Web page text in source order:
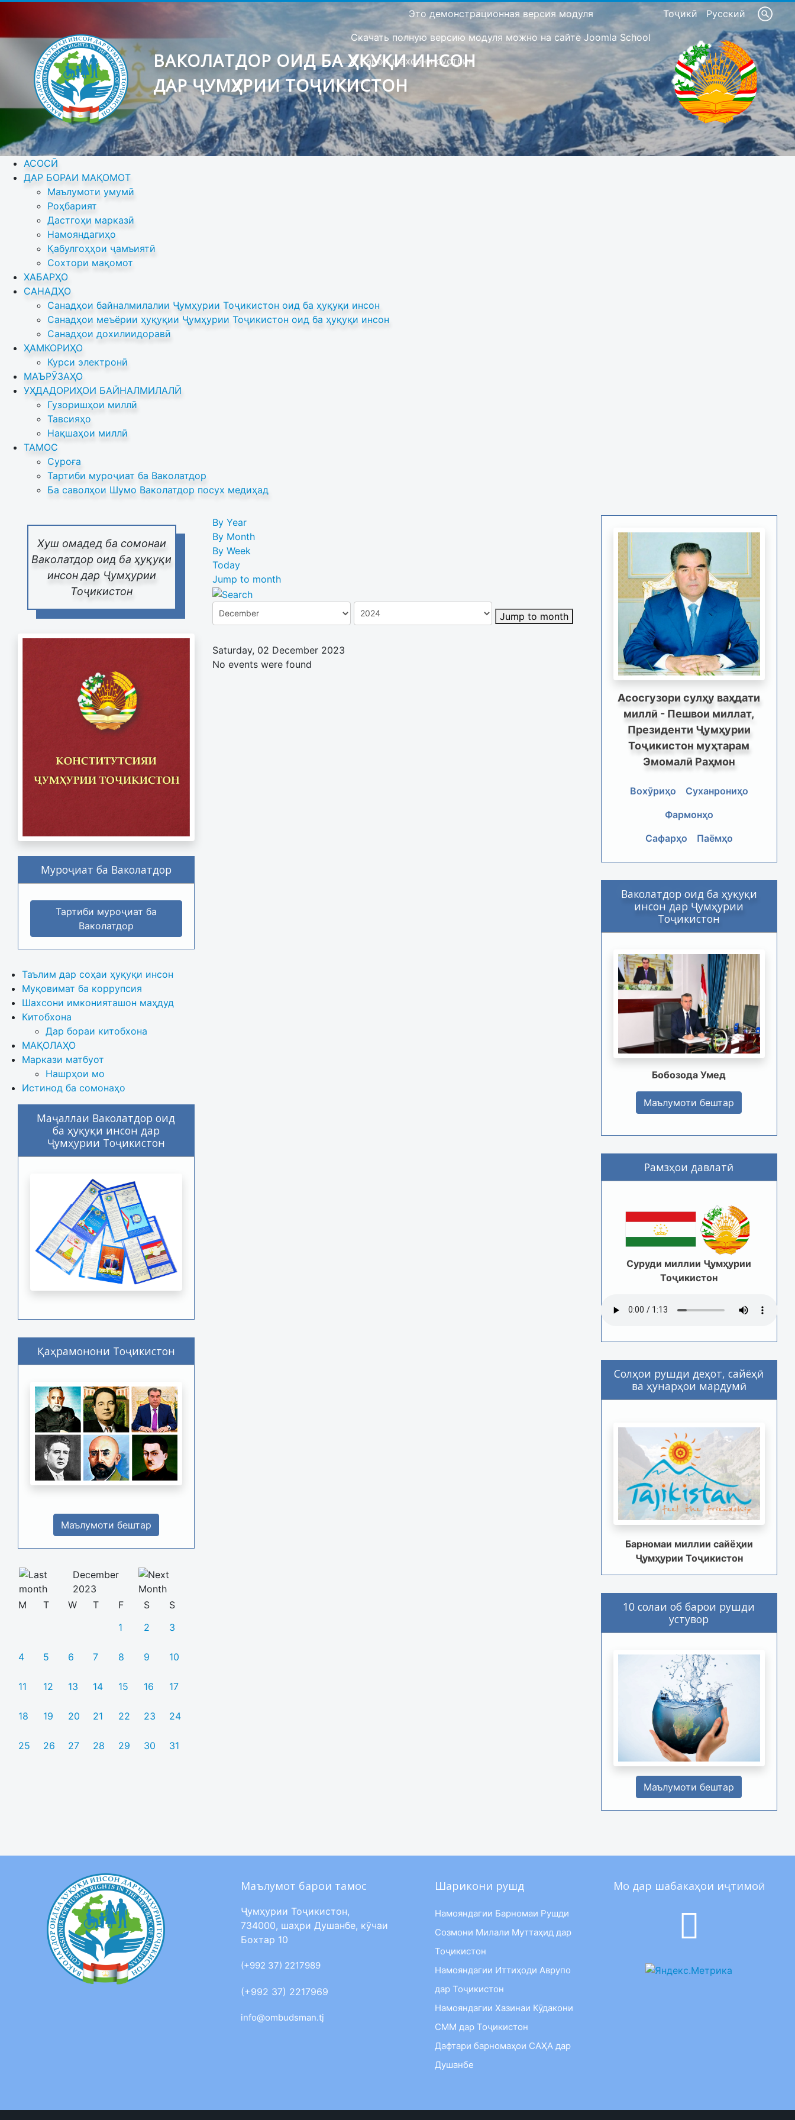
Тоҷикӣ Русский
Это демонстрационная версия модуля
Скачать полную версию модуля можно на сайте Joomla School
Барои шахсони сустбин
ВАКОЛАТДОР ОИД БА ҲУҚУҚИ ИНСОН
ДАР ҶУМҲУРИИ ТОҶИКИСТОН
АСОСӢ
ДАР БОРАИ МАҚОМОТ
Маълумоти умумӣ
Роҳбарият
Дастгоҳи марказӣ
Намояндагиҳо
Қабулгоҳҳои ҷамъиятӣ
Сохтори мақомот
ХАБАРҲО
САНАДҲО
Санадҳои байналмилалии Ҷумҳурии Тоҷикистон оид ба ҳуқуқи инсон
Санадҳои меъёрии ҳуқуқии Ҷумҳурии Тоҷикистон оид ба ҳуқуқи инсон
Санадҳои дохилиидоравӣ
ҲАМКОРИҲО
Курси электронӣ
МАЪРӮЗАҲО
УҲДАДОРИҲОИ БАЙНАЛМИЛАЛӢ
Гузоришҳои миллӣ
Тавсияҳо
Нақшаҳои миллӣ
ТАМОС
Суроға
Тартиби муроҷиат ба Ваколатдор
Ба саволҳои Шумо Ваколатдор посух медиҳад
Хуш омадед ба сомонаи
Ваколатдор оид ба ҳуқуқи
инсон дар Ҷумҳурии
Тоҷикистон
Муроҷиат ба Ваколатдор
Тартиби муроҷиат ба
Ваколатдор
Таълим дар соҳаи ҳуқуқи инсон
Муқовимат ба коррупсия
Шахсони имконияташон маҳдуд
Китобхона
Дар бораи китобхона
МАҚОЛАҲО
Маркази матбуот
Нашрҳои мо
Истинод ба сомонаҳо
Маҷаллаи Ваколатдор оид
ба ҳуқуқи инсон дар
Ҷумҳурии Тоҷикистон
Қаҳрамонони Тоҷикистон
Маълумоти бештар
December
2023
M
T W T F S
S
1
2 3
4 5 6 7 8 9 10
11 12 13 14 15 16 17
18 19 20 21 22 23 24
25 26 27 28 29 30 31
By Year
By Month
By Week
Today
Jump to month
Jump to month
Saturday, 02 December 2023
No events were found
Асосгузори сулҳу ваҳдати
миллӣ - Пешвои миллат,
Президенти Ҷумҳурии
Тоҷикистон муҳтарам
Эмомалӣ Раҳмон
Вохӯриҳо
Суханрониҳо
Фармонҳо
Сафарҳо
Паёмҳо
Ваколатдор оид ба ҳуқуқи
инсон дар Ҷумҳурии
Тоҷикистон
Бобозода Умед
Маълумоти бештар
Рамзҳои давлатӣ
Суруди миллии Ҷумҳурии
Тоҷикистон
Солҳои рушди деҳот, сайёҳӣ
ва ҳунарҳои мардумӣ
Барномаи миллии сайёҳии
Ҷумҳурии Тоҷикистон
10 солаи об барои рушди
устувор
Маълумоти бештар
Маълумот барои тамос
Ҷумҳурии Тоҷикистон,
734000, шаҳри Душанбе, кӯчаи
Бохтар 10
(+992 37) 2217989
(+992 37) 2217969
info@ombudsman.tj
Шарикони рушд
Намояндагии Барномаи Рушди
Созмони Милали Муттаҳид дар
Тоҷикистон
Намояндагии Иттиҳоди Аврупо
дар Тоҷикистон
Намояндагии Хазинаи Кӯдакони
СММ дар Тоҷикистон
Дафтари барномаҳои САҲА дар
Душанбе
Мо дар шабакаҳои иҷтимоӣ